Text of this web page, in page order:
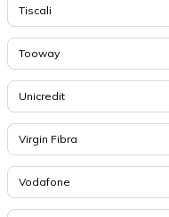
Tiscali
Tooway
Unicredit
Virgin Fibra
Vodafone